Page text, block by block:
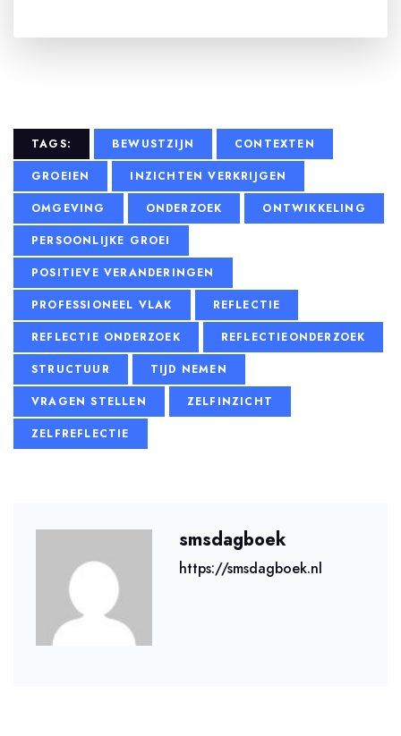
TAGS: BEWUSTZIJN
CONTEXTEN
GROEIEN
INZICHTEN VERKRIJGEN
OMGEVING
ONDERZOEK
ONTWIKKELING
PERSOONLIJKE GROEI
POSITIEVE VERANDERINGEN
PROFESSIONEEL VLAK
REFLECTIE
REFLECTIE ONDERZOEK
REFLECTIEONDERZOEK
STRUCTUUR
TIJD NEMEN
VRAGEN STELLEN
ZELFINZICHT
ZELFREFLECTIE
smsdagboek
https://smsdagboek.nl